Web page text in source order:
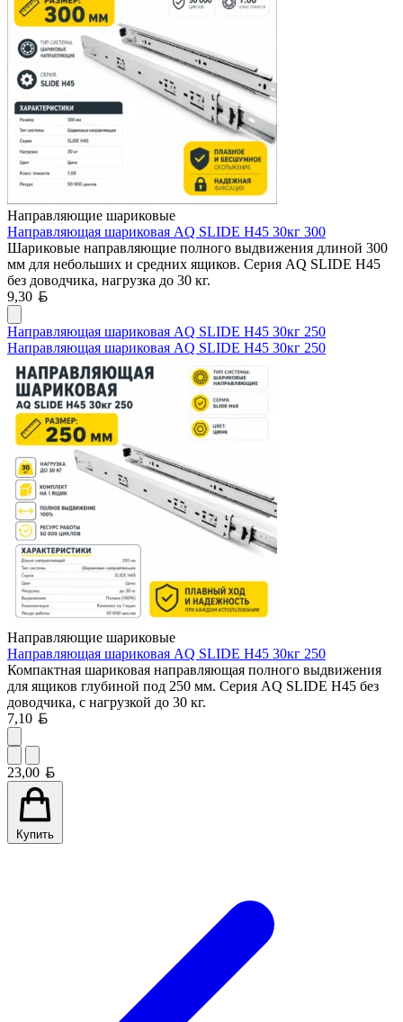
Направляющие шариковые
Направляющая шариковая AQ SLIDE H45 30кг 300
Шариковые направляющие полного выдвижения длиной 300
мм для небольших и средних ящиков. Серия AQ SLIDE H45
без доводчика, нагрузка до 30 кг.
9,30
Направляющая шариковая AQ SLIDE H45 30кг 250
Направляющая шариковая AQ SLIDE H45 30кг 250
Направляющие шариковые
Направляющая шариковая AQ SLIDE H45 30кг 250
Компактная шариковая направляющая полного выдвижения
для ящиков глубиной под 250 мм. Серия AQ SLIDE H45 без
доводчика, с нагрузкой до 30 кг.
7,10
23,00
Купить